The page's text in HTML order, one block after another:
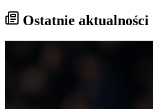
Ostatnie aktualności